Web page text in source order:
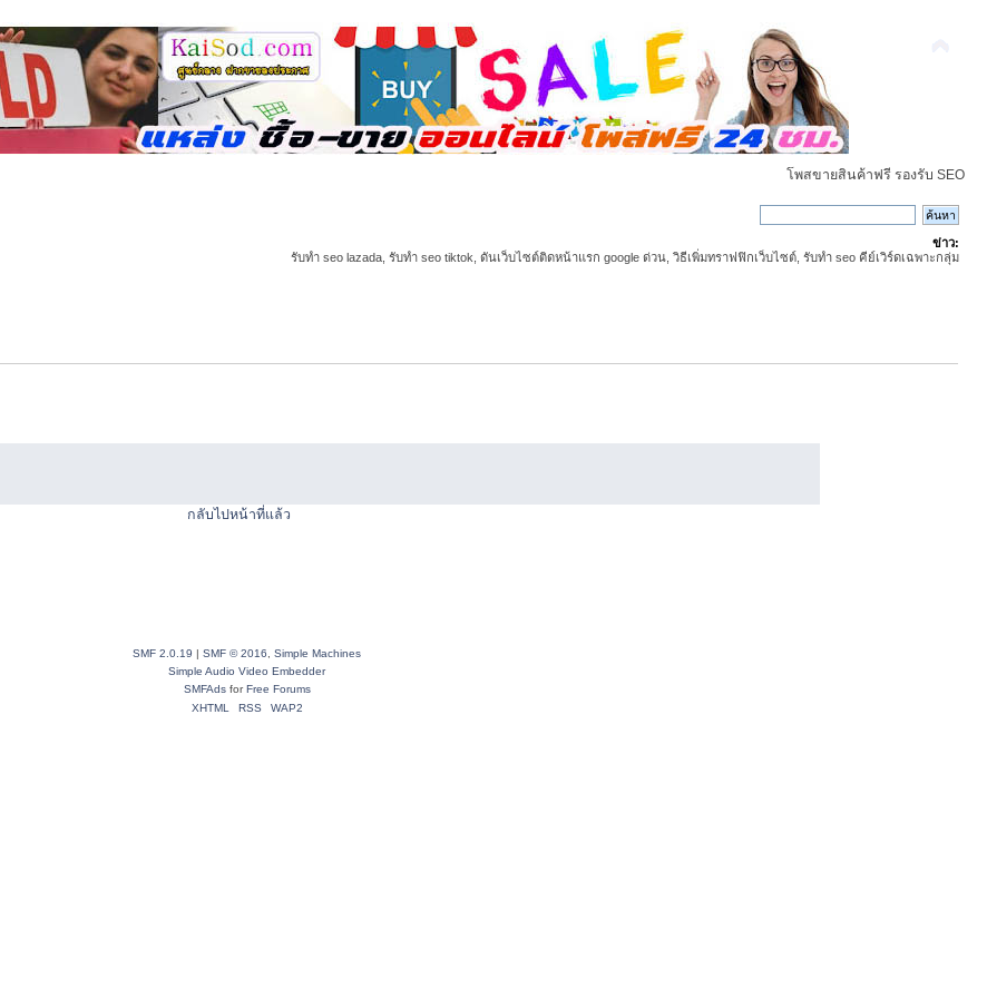
โพสขายสินค้าฟรี รองรับ SEO
ข่าว:
รับทำ seo lazada, รับทำ seo tiktok, ดันเว็บไซต์ติดหน้าแรก google ด่วน, วิธีเพิ่มทราฟฟิกเว็บไซต์, รับทำ seo คีย์เวิร์ดเฉพาะกลุ่ม
กลับไปหน้าที่แล้ว
SMF 2.0.19 | SMF © 2016, Simple Machines
Simple Audio Video Embedder
SMFAdsforFree Forums
XHTML
RSS WAP2